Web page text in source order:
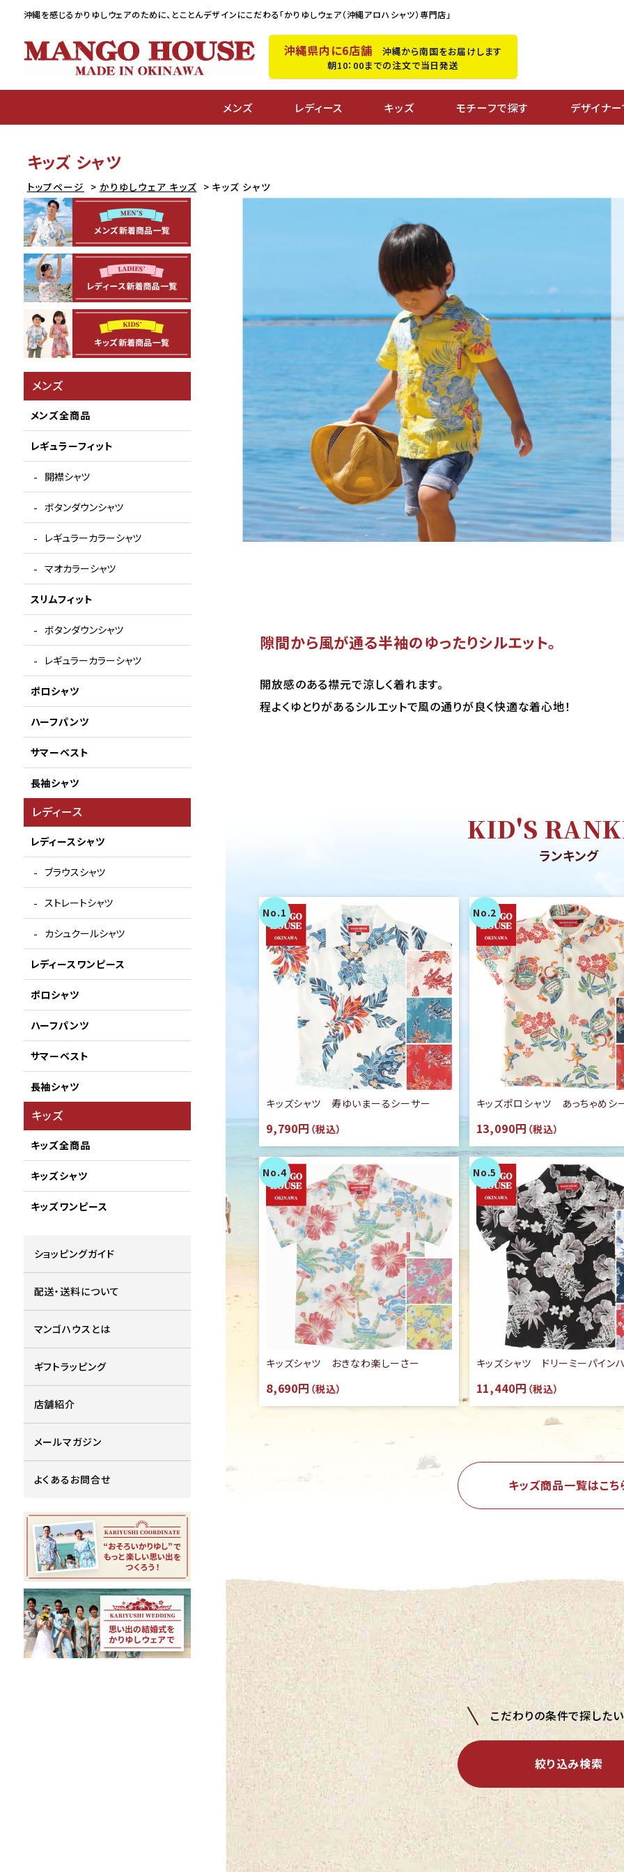
沖縄を感じるかりゆしウェアのために、 とことんデザインにこだわる「かりゆしウェア（沖縄アロハシャツ）専門店」
沖縄県内に6店舗 沖縄から南国をお届けします
朝10：00までの注文で当日発送
メンズ レディース キッズ モチーフで探す デザイナ
キッズ シャツ
トップページ かりゆしウェア キッズ キッズ シャツ
メンズ
メンズ全商品
レギュラーフィット
開襟シャツ
ボタンダウンシャツ
レギュラーカラーシャツ
マオカラーシャツ
スリムフィット
ボタンダウンシャツ
レギュラーカラーシャツ
ポロシャツ
ハーフパンツ
サマーベスト
長袖シャツ
レディース
レディースシャツ
ブラウスシャツ
ストレートシャツ
カシュクールシャツ
レディースワンピース
ポロシャツ
ハーフパンツ
サマーベスト
長袖シャツ
キッズ
キッズ全商品
キッズシャツ
キッズワンピース
ショッピングガイド
配送・送料について
マンゴハウスとは
ギフトラッピング
店舗紹介
メールマガジン
よくあるお問合せ
隙間から風が通る半袖のゆったりシルエット。
開放感のある襟元で涼しく着れます。
程よくゆとりがあるシルエットで風の通りが良く快適な着心地！
KID'S
ランキング
キッズシャツ 寿ゆいまーるシーサー
9,790円 （税込）
キッズポロシャツ あっちゃめシ
13,090円 （税込）
キッズシャツ おきなわ楽しーさー
8,690円 （税込）
キッズシャツ ドリーミーパイン
11,440円 （税込）
キッズ商品一覧はこち
こだわりの条件で探した
絞り込み検索